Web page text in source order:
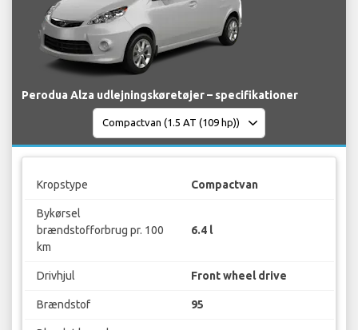
Perodua Alza udlejningskøretøjer – specifikationer
Kropstype Compactvan
Bykørsel
brændstofforbrug pr. 100
km
6.4 l
Drivhjul Front wheel drive
Brændstof 95